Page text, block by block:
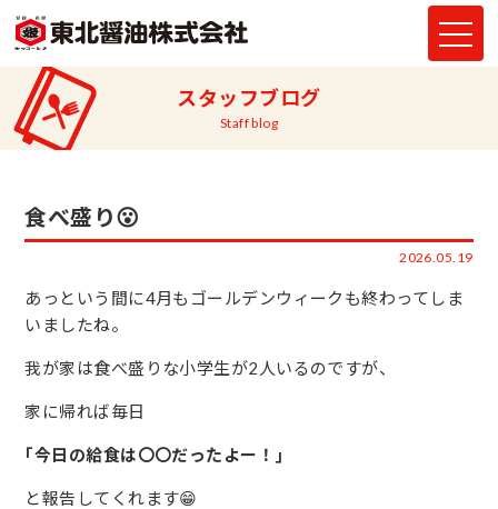
スタッフブログ
Staff blog
食べ盛り😮
2026.05.19
あっという間に4月もゴールデンウィークも終わってしま
いましたね。
我が家は食べ盛りな小学生が2人いるのですが、
家に帰れば毎日
｢今日の給食は〇〇だったよー！｣
と報告してくれます😁